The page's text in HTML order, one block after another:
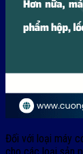
Đối với loại máy
cho các loại sản